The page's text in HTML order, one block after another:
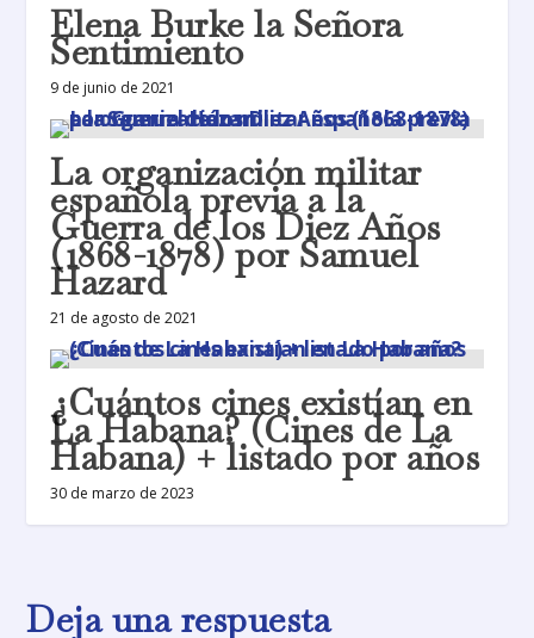
Elena Burke la Señora
Sentimiento
9 de junio de 2021
La organización militar
española previa a la
Guerra de los Diez Años
(1868-1878) por Samuel
Hazard
21 de agosto de 2021
¿Cuántos cines existían en
La Habana? (Cines de La
Habana) + listado por años
30 de marzo de 2023
Deja una respuesta